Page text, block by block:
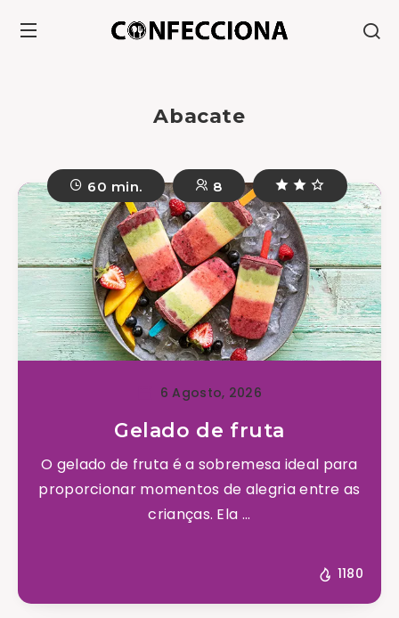
Abacate
60 min. 8
6 Agosto, 2026
Gelado de fruta
O gelado de fruta é a sobremesa ideal para
proporcionar momentos de alegria entre as
crianças. Ela ...
1180